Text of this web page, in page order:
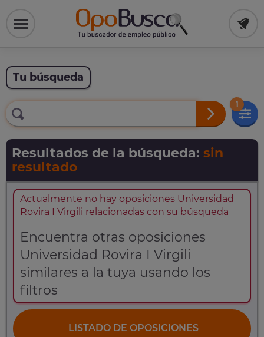
Tu búsqueda
1
Resultados de la búsqueda: sin
resultado
Actualmente no hay oposiciones Universidad
Rovira I Virgili relacionadas con su búsqueda
Encuentra otras oposiciones
Universidad Rovira I Virgili
similares a la tuya usando los
filtros
LISTADO DE OPOSICIONES